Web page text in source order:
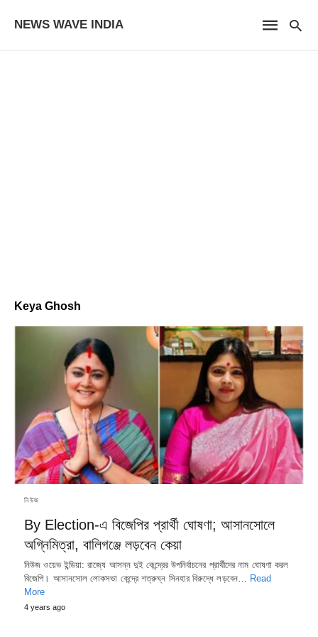
NEWS WAVE INDIA
Keya Ghosh
নিউজ
By Election-এ বিজেপির প্রার্থী ঘোষণা; আসানসোলে
অগ্নিমিত্রা, বালিগঞ্জে লড়বেন কেয়া
নিউজ ওয়েভ ইন্ডিয়া: রাজ্যে আসন্ন দুই কেন্দ্রের উপনির্বাচনের প্রার্থীদের নাম ঘোষণা করল
বিজেপি। আসানসোল লোকসভা কেন্দ্রে শত্রুঘ্ন সিনহার বিরুদ্ধে লড়বেন… Read
More
4 years ago